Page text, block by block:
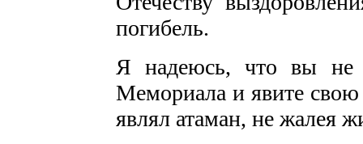
погибель.
Я надеюсь, что вы не
Мемориала и явите
являл атаман, не жалея